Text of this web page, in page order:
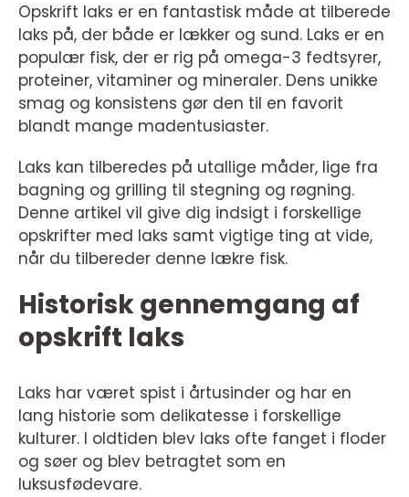
Opskrift laks er en fantastisk måde at tilberede
laks på, der både er lækker og sund. Laks er en
populær fisk, der er rig på omega-3 fedtsyrer,
proteiner, vitaminer og mineraler. Dens unikke
smag og konsistens gør den til en favorit
blandt mange madentusiaster.
Laks kan tilberedes på utallige måder, lige fra
bagning og grilling til stegning og røgning.
Denne artikel vil give dig indsigt i forskellige
opskrifter med laks samt vigtige ting at vide,
når du tilbereder denne lækre fisk.
Historisk gennemgang af
opskrift laks
Laks har været spist i årtusinder og har en
lang historie som delikatesse i forskellige
kulturer. I oldtiden blev laks ofte fanget i floder
og søer og blev betragtet som en
luksusfødevare.